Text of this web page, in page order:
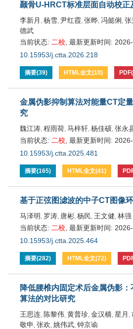
颞骨U-HRCT标准层面自动校正
李新月 , 杨雪, 尹红霞, 张晔, 冯懿俐 , 张
德武
当前状态: 二校 最新更新时间:
10.15953/j.ctta.2026.218
摘要(39) HTML全文(10) PDF(
金属伪影抑制算法对能量CT定
究
魏江涛, 程雨荷, 马梓轩, 杨佳硕, 张永
当前状态: 二校 最新更新时间:
10.15953/j.ctta.2025.481
摘要(165) HTML全文(41)
基于正弦图滤波的中子CT图像
马泽明 , 罗涛, 唐彬, 杨民, 王文健, 林强
当前状态: 二校 最新更新时间:
10.15953/j.ctta.2025.464
摘要(282) HTML全文(72)
降低腰椎内固定术后金属伪影
算法的对比研究
王思连, 陈黎伟, 黄普珍, 金汉樯, 星月 ,
敬申 , 张欢, 姚伟武, 钟京谕